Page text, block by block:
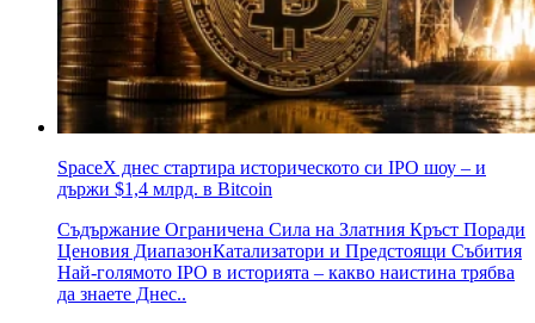
SpaceX днес стартира историческото си IPO шоу – и
държи $1,4 млрд. в Bitcoin
Съдържание Ограничена Сила на Златния Кръст Поради
Ценовия ДиапазонКатализатори и Предстоящи Събития
Най-голямото IPO в историята – какво наистина трябва
да знаете Днес..